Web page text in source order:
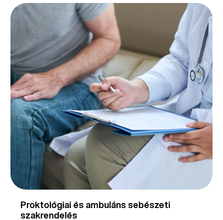
Proktológiai és ambuláns sebészeti
szakrendelés